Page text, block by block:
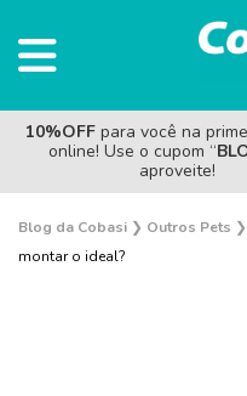
10%OFF para você na
online! Use o cupom “
aproveite!
Blog da Cobasi ❯ Outros Pets ❯
montar o ideal?